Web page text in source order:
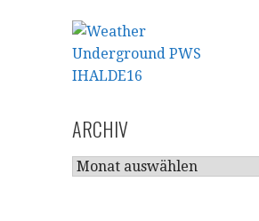
ARCHIV
ARCHIV